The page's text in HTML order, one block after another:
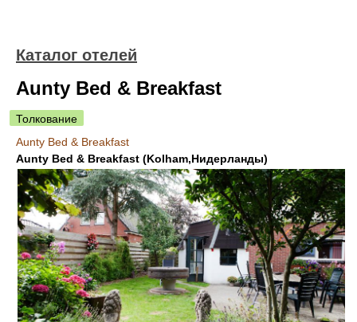
Каталог отелей
Aunty Bed & Breakfast
Толкование
Aunty Bed & Breakfast
Aunty Bed & Breakfast (Kolham,Нидерланды)